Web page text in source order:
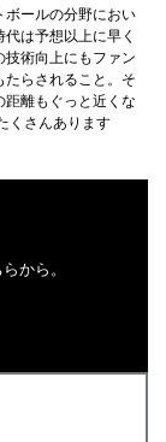
ボールの分野におい
は予想以上に早く
術向上にもファン
らされること。そ
離もぐっと近くな
くさんあります
から。